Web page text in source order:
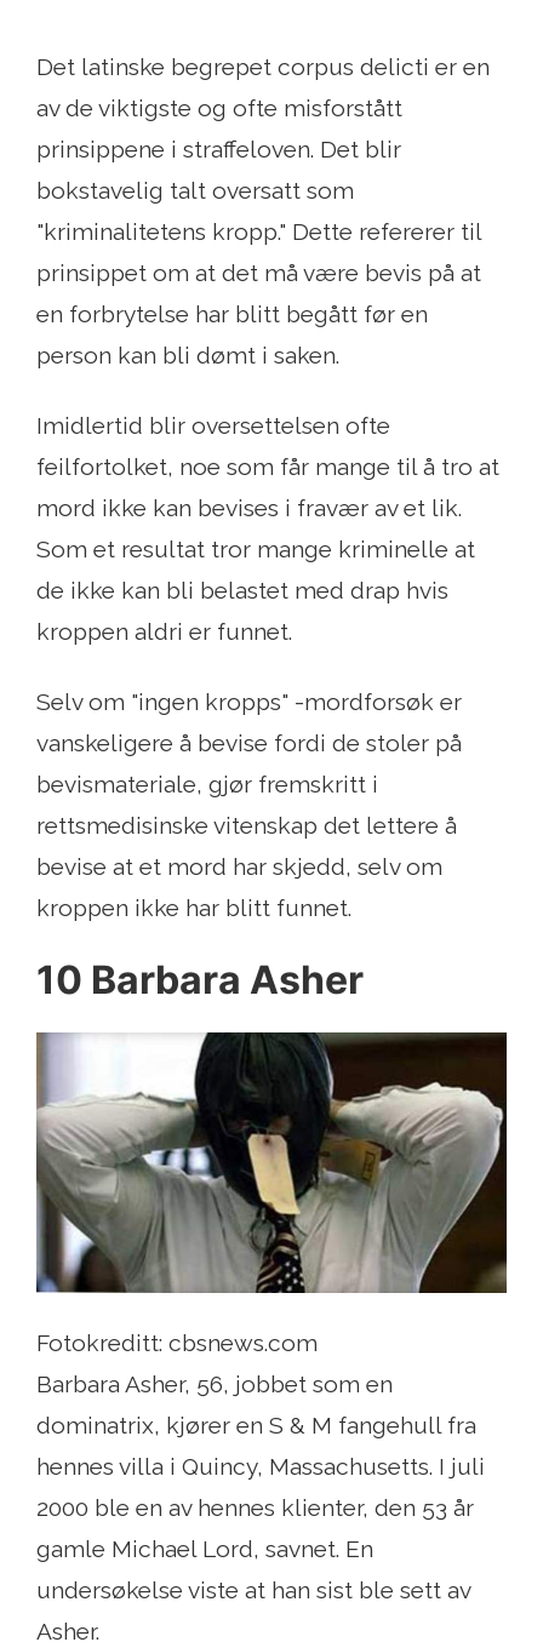
Det latinske begrepet corpus delicti er en
av de viktigste og ofte misforstått
prinsippene i straffeloven. Det blir
bokstavelig talt oversatt som
"kriminalitetens kropp." Dette refererer til
prinsippet om at det må være bevis på at
en forbrytelse har blitt begått før en
person kan bli dømt i saken.
Imidlertid blir oversettelsen ofte
feilfortolket, noe som får mange til å tro at
mord ikke kan bevises i fravær av et lik.
Som et resultat tror mange kriminelle at
de ikke kan bli belastet med drap hvis
kroppen aldri er funnet.
Selv om "ingen kropps" -mordforsøk er
vanskeligere å bevise fordi de stoler på
bevismateriale, gjør fremskritt i
rettsmedisinske vitenskap det lettere å
bevise at et mord har skjedd, selv om
kroppen ikke har blitt funnet.
10 Barbara Asher
Fotokreditt: cbsnews.com
Barbara Asher, 56, jobbet som en
dominatrix, kjører en S & M fangehull fra
hennes villa i Quincy, Massachusetts. I juli
2000 ble en av hennes klienter, den 53 år
gamle Michael Lord, savnet. En
undersøkelse viste at han sist ble sett av
Asher.